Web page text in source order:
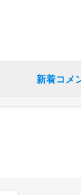
新着コメ